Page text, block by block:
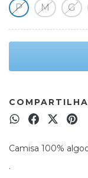
P M G
Camisa 100%
.